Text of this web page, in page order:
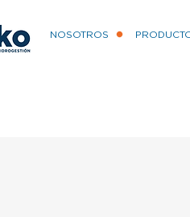
NOSOTROS